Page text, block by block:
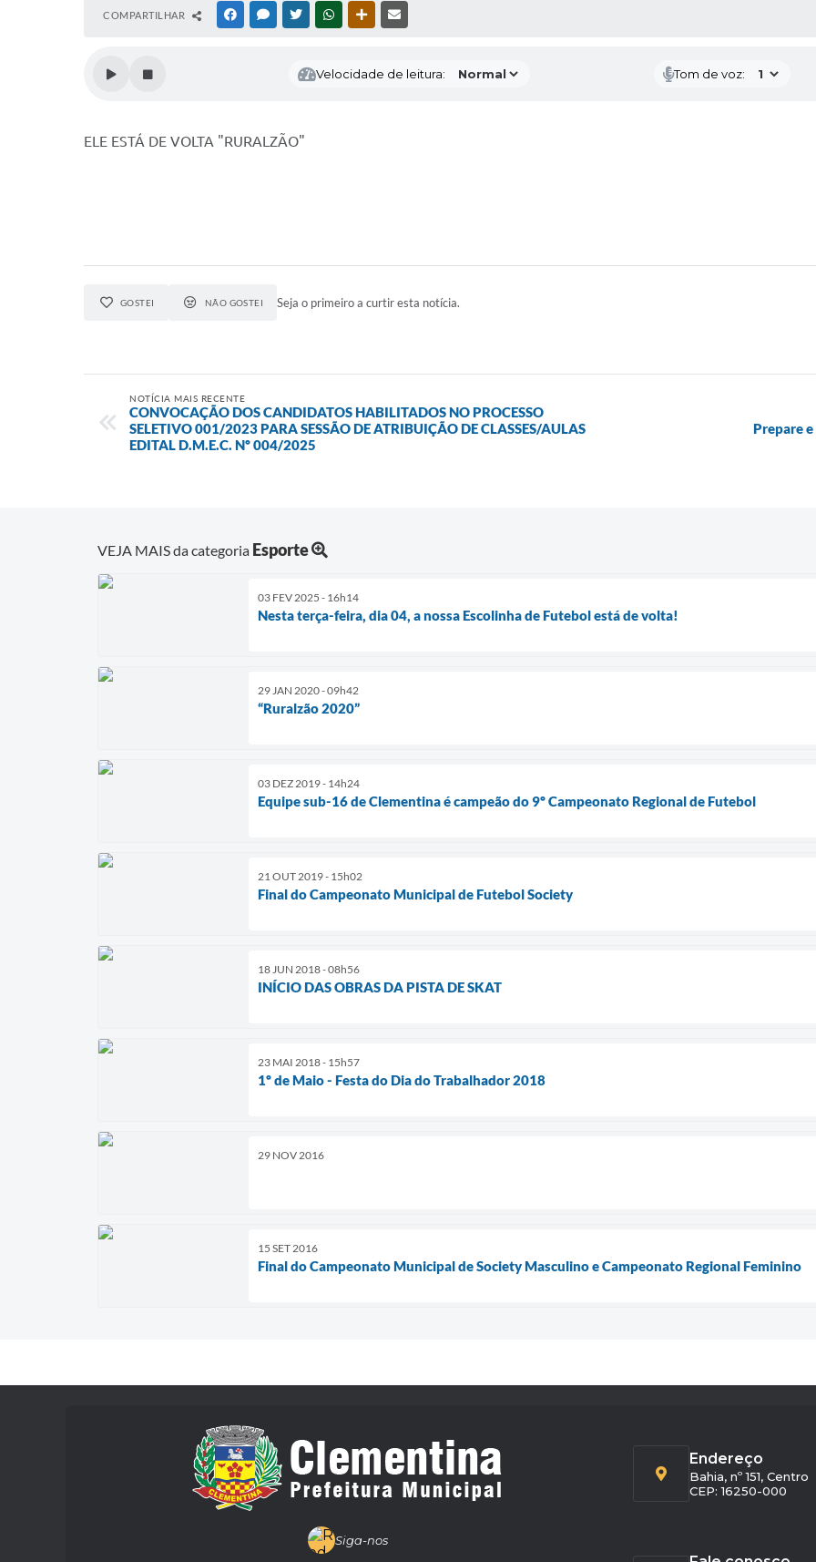
COMPARTILHAR FACEBOOKMESSENGER
TWITTERWHATSAPPOUTRAS MÍDIAS
Velocidade de leitura: Tom de voz:
ELE ESTÁ DE VOLTA "RURALZÃO"
GOSTEI NÃO GOSTEI Seja o primeiro a curtir esta notícia.
NOTÍCIA MAIS RECENTE
CONVOCAÇÃO DOS CANDIDATOS HABILITADOS NO PROCESSO
SELETIVO 001/2023 PARA SESSÃO DE ATRIBUIÇÃO DE CLASSES/AULAS
EDITAL D.M.E.C. Nº 004/2025
Prepare
VEJA MAIS da categoria Esporte
03 FEV 2025 - 16h14
Nesta terça-feira, dia 04, a nossa Escolinha de Futebol está de volta!
29 JAN 2020 - 09h42
“Ruralzão 2020”
03 DEZ 2019 - 14h24
Equipe sub-16 de Clementina é campeão do 9º Campeonato Regional de Futebol
21 OUT 2019 - 15h02
Final do Campeonato Municipal de Futebol Society
18 JUN 2018 - 08h56
INÍCIO DAS OBRAS DA PISTA DE SKAT
23 MAI 2018 - 15h57
1º de Maio - Festa do Dia do Trabalhador 2018
29 NOV 2016
15 SET 2016
Final do Campeonato Municipal de Society Masculino e Campeonato Regional Feminino
Siga-nos
Endereço
Bahia, nº 151, Centro
CEP: 16250-000